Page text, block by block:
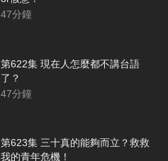
47分鐘
第622集 現在人怎麼都不講台語
了？
47分鐘
第623集 三十真的能夠而立？救救
我的青年危機！